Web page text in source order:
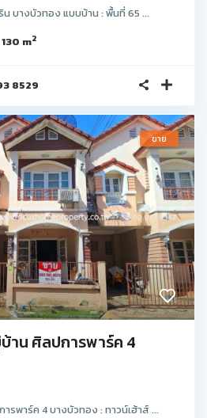
บางบัวทอง แบบบ้าน : พื้นที่ 65 ...
130 m2
8529
ขาย
าน ศิลปการพาร์ค 4
รพาร์ค 4 บางบัวทอง : ทาวน์เฮ้าส์ ...